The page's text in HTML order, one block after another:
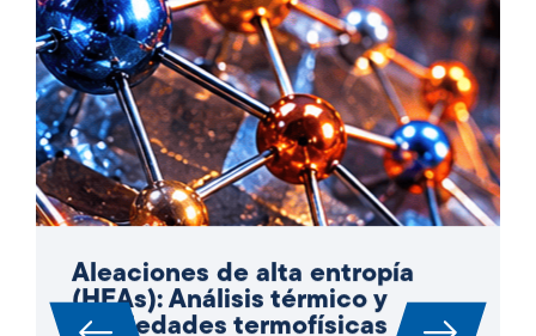
Aleaciones de alta entropía
(HEAs): Análisis térmico y
propiedades termofísicas